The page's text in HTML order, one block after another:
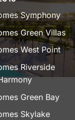
Symphony
Green Villas
West Point
Riverside
Green Bay
Skylake